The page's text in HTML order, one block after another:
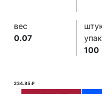
вес
0.07
100
234.85 ₽